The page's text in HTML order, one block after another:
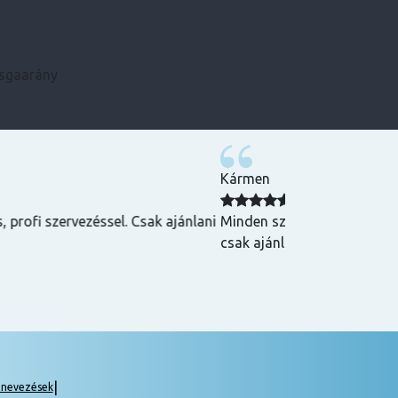
ajánlani Minden szükséges infót előre megkaptam,
csak ajánlani tudom! ☺️
|